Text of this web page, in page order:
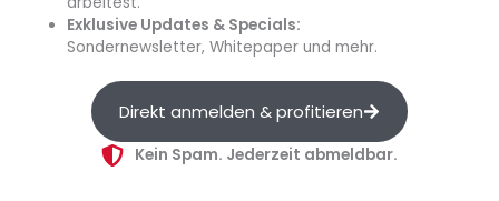
info
Aufgepasst!
Noch mehr zum Thema Bier
Exklusive Updates & Specials:
Sondernewsletter, Whitepaper und mehr.
Direkt anmelden & profitieren
Kein Spam. Jederzeit abmeldbar.